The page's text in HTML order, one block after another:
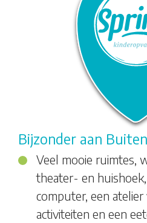
Bijzonder aan
Veel mooie ruimtes,
theater- en
computer, een
activiteiten en een